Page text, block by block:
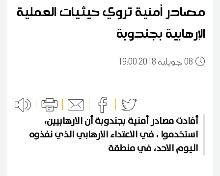
مصادر أمنية تروي حيثيات العملية
الإرهابية بجندوبة
0819:00 2018 جويلية
أفادت مصادر أمنية بجندوبة أن الارهابيين،
استخدموا ، في الاعتداء الارهابي الذي نفذوه
اليوم الاحد، في منطقة